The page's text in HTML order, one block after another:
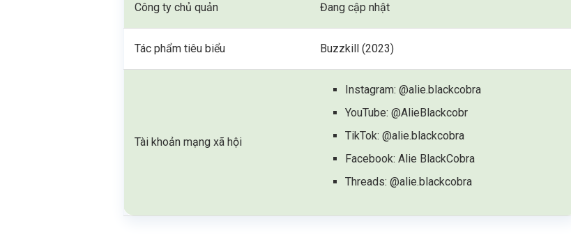
Công ty chủ quản Đang cập nhật
Tác phẩm tiêu biểu Buzzkill (2023)
Tài khoản mạng xã hội
Instagram: @alie.blackcobra
YouTube: @AlieBlackcobr
TikTok: @alie.blackcobra
Facebook: Alie BlackCobra
Threads: @alie.blackcobra